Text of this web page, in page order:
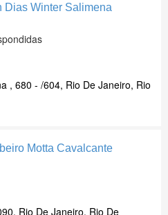
Dias Winter Salimena
, 680 - /604, Rio De Janeiro, Rio
Motta Cavalcante
Rio De Janeiro, Rio De